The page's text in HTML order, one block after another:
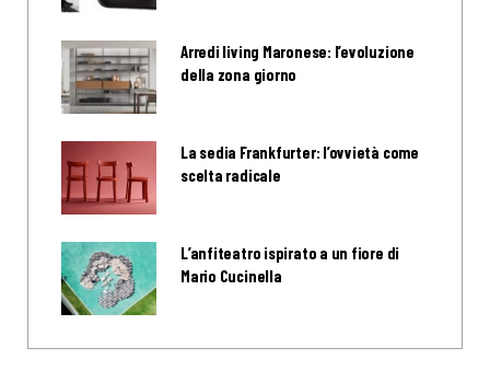
Arredi living Maronese: l’evoluzione
della zona giorno
La sedia Frankfurter: l’ovvietà come
scelta radicale
L’anfiteatro ispirato a un fiore di
Mario Cucinella